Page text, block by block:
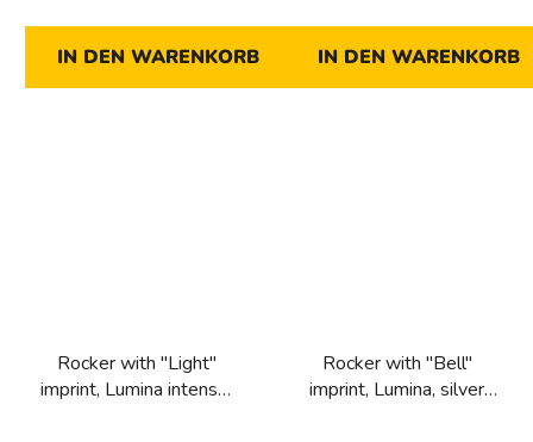
IN DEN WARENKORB IN DEN WARENKORB
Rocker with "Light"
imprint, Lumina intense,
Rocker with "Bell"
imprint, Lumina, silver